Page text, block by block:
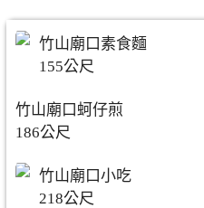
竹山廟口素食麵
155公尺
竹山廟口蚵仔煎
186公尺
竹山廟口小吃
218公尺